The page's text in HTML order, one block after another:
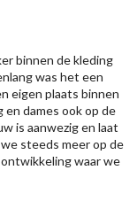
binnen de kleding
was het een
eigen plaats binnen
dames ook op de
is aanwezig en laat
steeds meer op de
waar we